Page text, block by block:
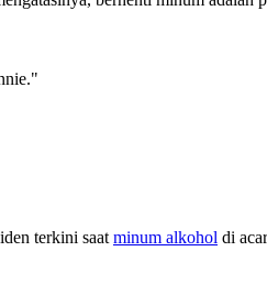
terkini saat minum alkohol di